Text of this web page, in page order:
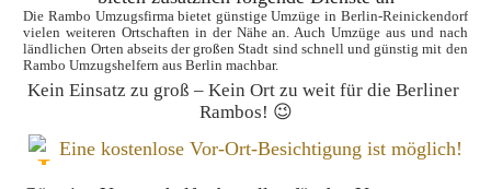
Die Rambo Umzugsfirma bietet günstige Umzüge in Berlin-Reinickendorf
vielen weiteren Ortschaften in der Nähe an. Auch Umzüge aus und nach
ländlichen Orten abseits der großen Stadt sind schnell und günstig mit den
Rambo Umzugshelfern aus Berlin machbar.
Kein Einsatz zu groß – Kein Ort zu weit für die Berliner
Rambos! 😉
Eine kostenlose Vor-Ort-Besichtigung ist möglich!